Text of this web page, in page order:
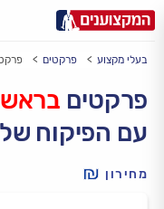
עירעיר: תל אביב, חיפה…
בעלי מקצוע פרקטים
פרקטים
עם הפיקוח
מחירון